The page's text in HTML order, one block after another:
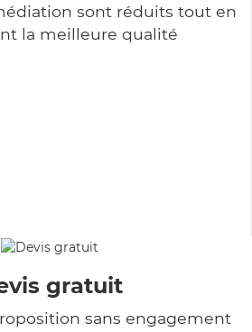
sont réduits tout en
la meilleure qualité
gratuit
sans engagement